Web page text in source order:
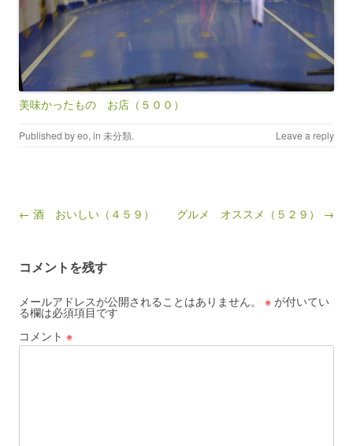
美味かったもの お店（５００）
Published byeo, in 未分類. Leave a reply
Post navigation
← 酒 おいしい（４５９） グルメ オススメ（５２９） →
コメントを残す
メールアドレスが公開されることはありません。 ※ が付いてい
る欄は必須項目です
コメント ※